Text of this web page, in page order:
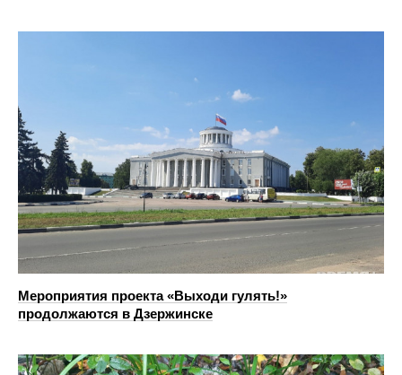
Мероприятия проекта «Выходи гулять!»
продолжаются в Дзержинске